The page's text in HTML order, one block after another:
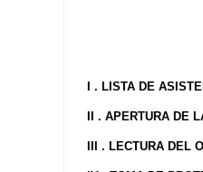
I . LISTA DE
II . APERTURA DE
III . LECTURA DEL